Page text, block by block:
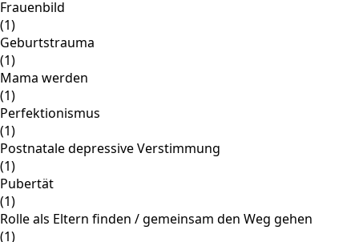
Frauenbild
(1)
Geburtstrauma
(1)
Mama werden
(1)
Perfektionismus
(1)
Postnatale depressive Verstimmung
(1)
Pubertät
(1)
Rolle als Eltern finden / gemeinsam den Weg gehen
(1)